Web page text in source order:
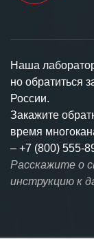
Наша
но обратиться
России.
Закажите
время
– +7 (800) 555-
Расскажите о
инструкцию к